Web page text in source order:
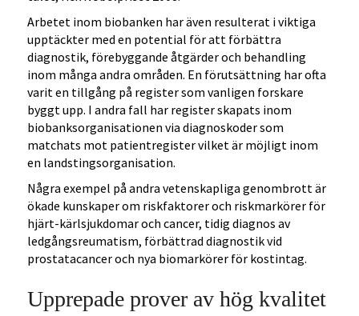
Arbetet inom biobanken har även resulterat i viktiga
upptäckter med en potential för att förbättra
diagnostik, förebyggande åtgärder och behandling
inom många andra områden. En förutsättning har ofta
varit en tillgång på register som vanligen forskare
byggt upp. I andra fall har register skapats inom
biobanksorganisationen via diagnoskoder som
matchats mot patientregister vilket är möjligt inom
en landstingsorganisation.
Några exempel på andra vetenskapliga genombrott är
ökade kunskaper om riskfaktorer och riskmarkörer för
hjärt-kärlsjukdomar och cancer, tidig diagnos av
ledgångsreumatism, förbättrad diagnostik vid
prostatacancer och nya biomarkörer för kostintag.
Upprepade prover av hög kvalitet